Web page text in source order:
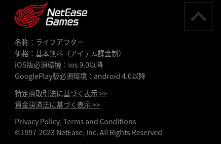
名称：ライフアフター
価格：基本無料（アイテム課金制）
iOS版必須環境：ios 9.0以降
GooglePlay版必須環境：android 4.0以降
特定商取引法に基づく表示 >>
資金決済法に基づく表示 >>
Privacy Policy, Terms and Conditions
©1997-2023 NetEase, Inc. All Rights Reserved